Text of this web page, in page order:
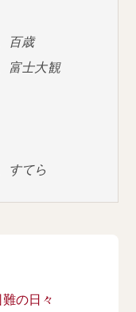
百歳
富士大観
すてら
の日々